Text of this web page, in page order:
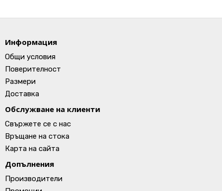
Информация
Общи условия
Поверителност
Размери
Доставка
Обслужване на клиенти
Свържете се с нас
Връщане на стока
Карта на сайта
Допълнения
Производители